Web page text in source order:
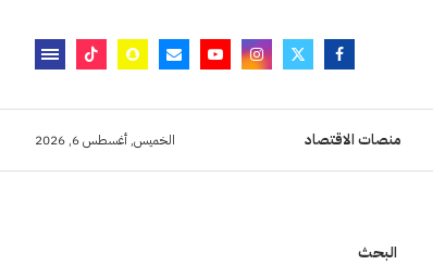
منصات الاقتصاد الخميس, أغسطس 6, 2026
البحث